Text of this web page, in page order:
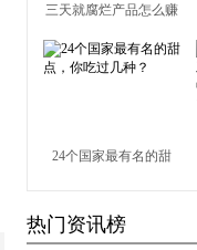
三天就腐烂产品怎么赚
钱？看水蜜桃公司如何
将稍纵即逝的美味变现
24个国家最有名的甜
热门资讯榜